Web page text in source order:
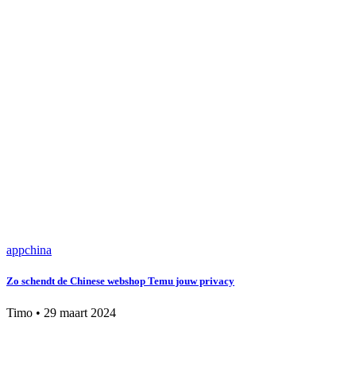
appchina
Zo schendt de Chinese webshop Temu jouw privacy
Timo • 29 maart 2024